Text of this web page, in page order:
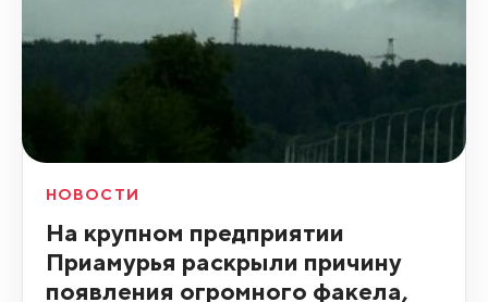
НОВОСТИ
На крупном предприятии
Приамурья раскрыли причину
появления огромного факела,